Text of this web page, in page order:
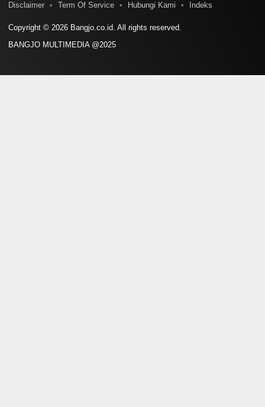
Disclaimer
Term Of Service Hubungi Kami Indeks
Copyright © 2026 Bangjo.co.id. All rights reserved.
BANGJO MULTIMEDIA @2025